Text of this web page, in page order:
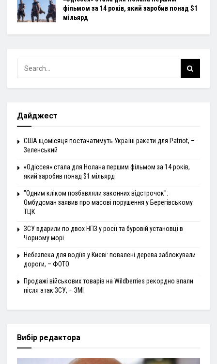
фільмом за 14 років, який заробив понад $1
мільярд
Дайджест
США щомісяця постачатимуть Україні ракети для Patriot, –
Зеленський
«Одіссея» стала для Нолана першим фільмом за 14 років,
який заробив понад $1 мільярд
"Одним кліком позбавляли законних відстрочок":
Омбудсман заявив про масові порушення у Берегівському
ТЦК
ЗСУ вдарили по двох НПЗ у росії та буровій установці в
Чорному морі
Небезпека для водіїв у Києві: повалені дерева заблокували
дороги, – ФОТО
Продажі військових товарів на Wildberries рекордно впали
після атак ЗСУ, – ЗМІ
Вибір редактора